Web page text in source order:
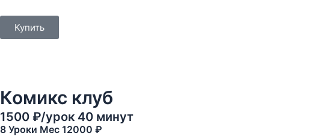
Купить
Комикс клуб
1500 ₽/урок 40 минут
8 Уроки Mec 12000 ₽